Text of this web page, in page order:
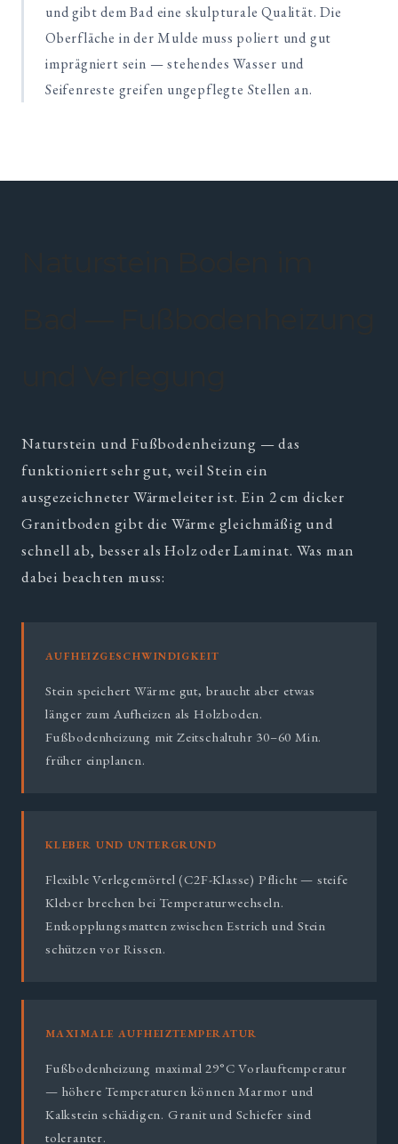
und gibt dem Bad eine skulpturale Qualität. Die
Oberfläche in der Mulde muss poliert und gut
imprägniert sein — stehendes Wasser und
Seifenreste greifen ungepflegte Stellen an.
Naturstein und Fußbodenheizung — das
funktioniert sehr gut, weil Stein ein
ausgezeichneter Wärmeleiter ist. Ein 2 cm dicker
Granitboden gibt die Wärme gleichmäßig und
schnell ab, besser als Holz oder Laminat. Was man
dabei beachten muss:
AUFHEIZGESCHWINDIGKEIT
Stein speichert Wärme gut, braucht aber etwas
länger zum Aufheizen als Holzboden.
Fußbodenheizung mit Zeitschaltuhr 30–60 Min.
früher einplanen.
KLEBER UND UNTERGRUND
Flexible Verlegemörtel (C2F-Klasse) Pflicht — steife
Kleber brechen bei Temperaturwechseln.
Entkopplungsmatten zwischen Estrich und Stein
schützen vor Rissen.
MAXIMALE AUFHEIZTEMPERATUR
Fußbodenheizung maximal 29°C Vorlauftemperatur
— höhere Temperaturen können Marmor und
Kalkstein schädigen. Granit und Schiefer sind
toleranter.